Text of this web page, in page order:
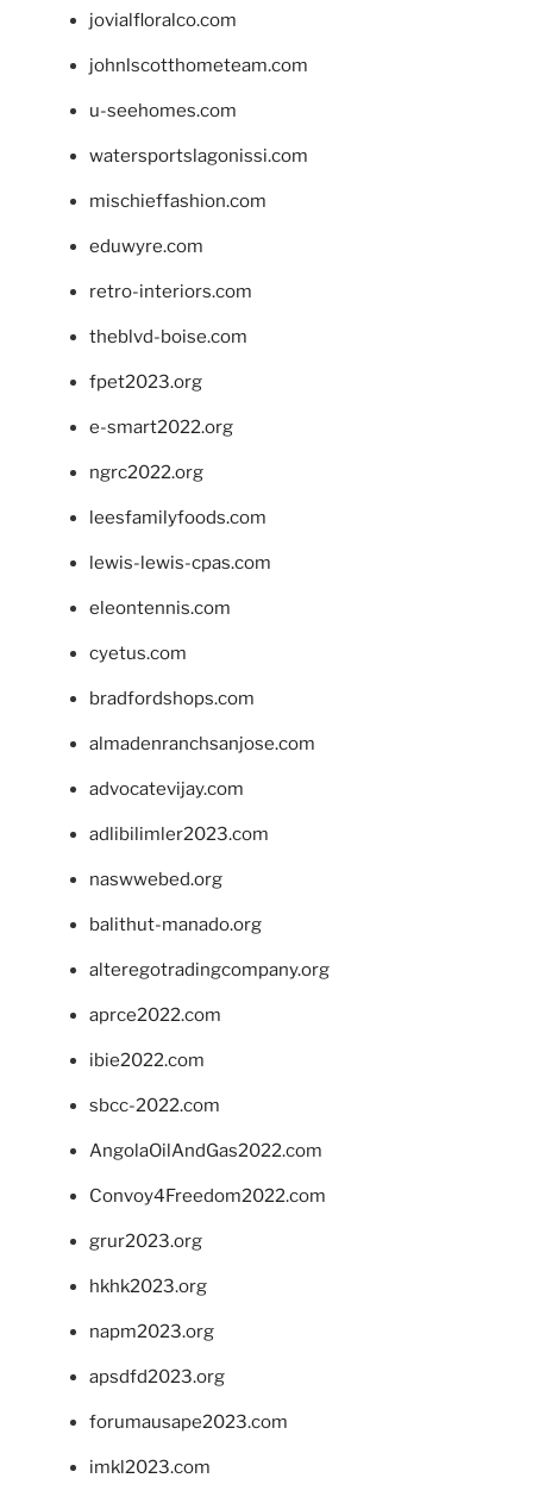
jovialfloralco.com
johnlscotthometeam.com
u-seehomes.com
watersportslagonissi.com
mischieffashion.com
eduwyre.com
retro-interiors.com
theblvd-boise.com
fpet2023.org
e-smart2022.org
ngrc2022.org
leesfamilyfoods.com
lewis-lewis-cpas.com
eleontennis.com
cyetus.com
bradfordshops.com
almadenranchsanjose.com
advocatevijay.com
adlibilimler2023.com
naswwebed.org
balithut-manado.org
alteregotradingcompany.org
aprce2022.com
ibie2022.com
sbcc-2022.com
AngolaOilAndGas2022.com
Convoy4Freedom2022.com
grur2023.org
hkhk2023.org
napm2023.org
apsdfd2023.org
forumausape2023.com
imkl2023.com